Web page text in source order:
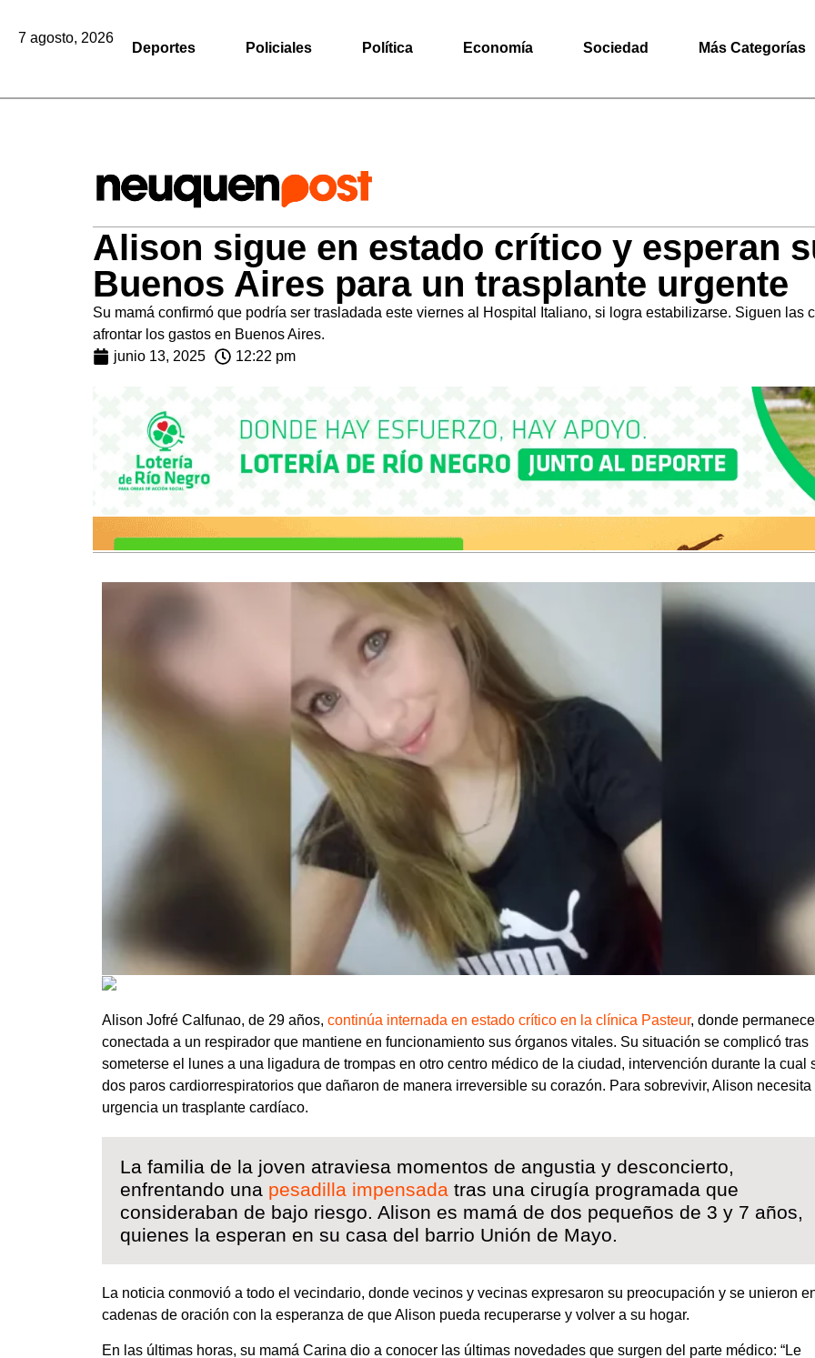
7 agosto, 2026
Deportes Policiales Política Economía Sociedad Más Categorías
Alison sigue en estado crítico y esperan
Buenos Aires para un trasplante urgente
Su mamá confirmó que podría ser trasladada este viernes al Hospital Italiano, si logra estabilizarse. Siguen las
afrontar los gastos en Buenos Aires.
junio 13, 2025
12:22 pm
Alison Jofré Calfunao, de 29 años, continúa internada en estado crítico en la clínica Pasteur, donde permanece
conectada a un respirador que mantiene en funcionamiento sus órganos vitales. Su situación se complicó tras
someterse el lunes a una ligadura de trompas en otro centro médico de la ciudad, intervención durante la cual
dos paros cardiorrespiratorios que dañaron de manera irreversible su corazón. Para sobrevivir, Alison necesita
urgencia un trasplante cardíaco.
La familia de la joven atraviesa momentos de angustia y desconcierto,
enfrentando una pesadilla impensada tras una cirugía programada que
consideraban de bajo riesgo. Alison es mamá de dos pequeños de 3 y 7 años,
quienes la esperan en su casa del barrio Unión de Mayo.
La noticia conmovió a todo el vecindario, donde vecinos y vecinas expresaron su preocupación y se unieron
cadenas de oración con la esperanza de que Alison pueda recuperarse y volver a su hogar.
En las últimas horas, su mamá Carina dio a conocer las últimas novedades que surgen del parte médico: “Le